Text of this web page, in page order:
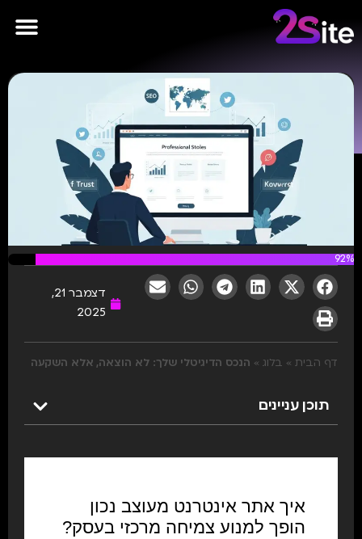
92%
דצמבר 21,
2025
דף הבית » בלוג » הנכס הדיגיטלי שלך: לא הוצאה, אלא השקעה
תוכן עניינים
איך אתר אינטרנט מעוצב נכון
הופך למנוע צמיחה מרכזי בעסק?